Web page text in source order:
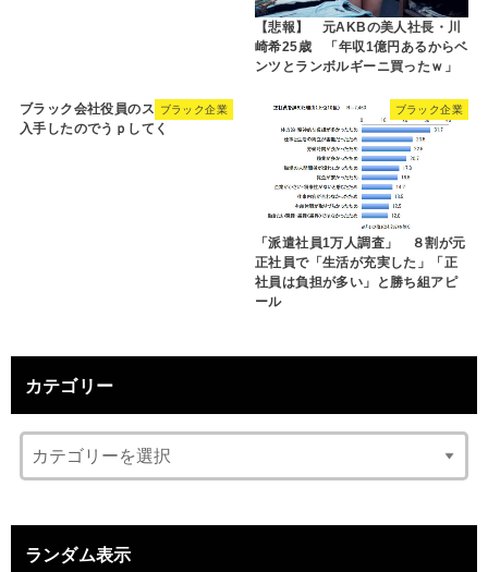
【悲報】 元AKBの美人社長・川
崎希25歳 「年収1億円あるからベ
ンツとランボルギーニ買ったｗ」
ブラック企業
ブラック会社役員のスピーチ原稿
入手したのでうｐしてく
ブラック企業
「派遣社員1万人調査」 ８割が元
正社員で「生活が充実した」「正
社員は負担が多い」と勝ち組アピ
ール
カテゴリー
ランダム表示